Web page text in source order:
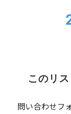
このリ
問い合わせフ